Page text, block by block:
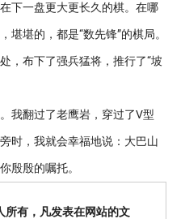
下一盘更大更长久的棋。在哪
堪堪的，都是“数先锋”的棋局。
，布下了强兵猛将，推行了“坡
我翻过了老鹰岩，穿过了V型
时，我就会幸福地说：大巴山
殷殷的嘱托。
所有，凡发表在网站的文